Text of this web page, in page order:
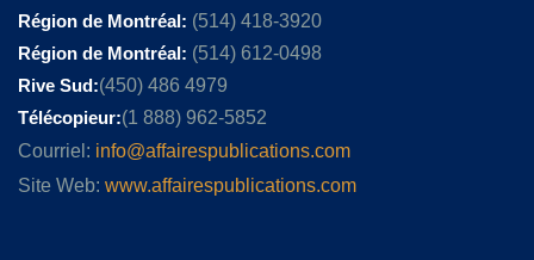
Région de Montréal: (514) 418-3920
Région de Montréal: (514) 612-0498
Rive Sud:(450) 486 4979
Télécopieur:(1 888) 962-5852
Courriel: info@affairespublications.com
Site Web: www.affairespublications.com